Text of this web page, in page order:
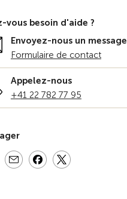
vous besoin d'aide ?
Envoyez-nous un message
Formulaire de contact
Appelez-nous
+41 22 782 77 95